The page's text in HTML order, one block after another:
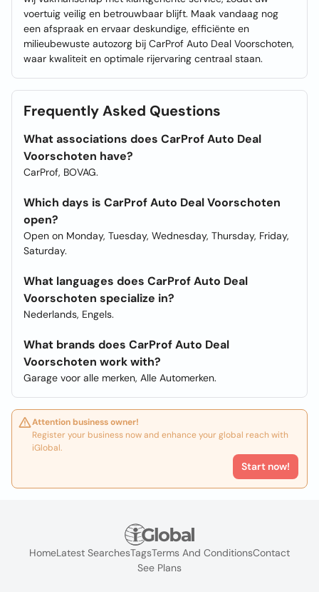
voertuig veilig en betrouwbaar blijft. Maak vandaag nog
een afspraak en ervaar deskundige, efficiënte en
milieubewuste autozorg bij CarProf Auto Deal Voorschoten,
waar kwaliteit en optimale rijervaring centraal staan.
Frequently Asked Questions
What associations does CarProf Auto Deal
Voorschoten have?
CarProf, BOVAG.
Which days is CarProf Auto Deal Voorschoten
open?
Open on Monday, Tuesday, Wednesday, Thursday, Friday,
Saturday.
What languages does CarProf Auto Deal
Voorschoten specialize in?
Nederlands, Engels.
What brands does CarProf Auto Deal
Voorschoten work with?
Garage voor alle merken, Alle Automerken.
Attention business owner!
Register your business now and enhance your global reach with
iGlobal.
Start now!
HomeLatest SearchesTagsTerms And ConditionsContact
See Plans